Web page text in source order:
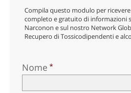
Compila questo modulo per
completo e gratuito di informazioni
Narconon e sul nostro Network
Recupero di Tossicodipendenti e
Nome